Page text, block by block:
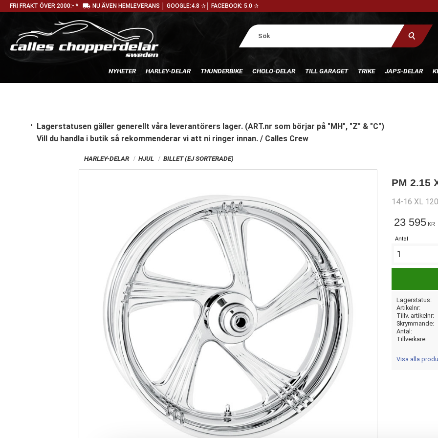
FRI FRAKT ÖVER 2000:- * local_shipping NU ÄVEN HEMLEVERANS │ GOOGLE:4.8 ✰│ FACEBOOK: 5.0 ✰
NYHETER HARLEY-DELAR THUNDERBIKE CHOLO-DELAR TILL GARAGET TRIKE JAPS-DELAR
Lagerstatusen gäller generellt våra leverantörers lager. (ART.nr som börjar på "MH", "Z" & "C")
Vill du handla i butik så rekommenderar vi att ni ringer innan. / Calles Crew
HARLEY-DELAR HJUL BILLET (EJ SORTERADE)
PM 2.15
14-16 XL
23 595 KR
Antal
Lagerstatus
Artikelnr
Tillv. artikelnr
Skrymmande
Antal
Tillverkare
Visa alla